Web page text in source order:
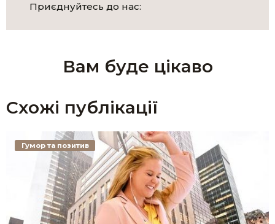
Приєднуйтесь до нас:
Вам буде цікаво
Схожі публікації
Гумор та позитив